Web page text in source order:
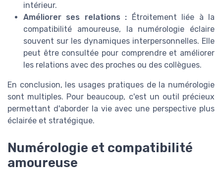
intérieur.
Améliorer ses relations : Étroitement liée à la
compatibilité amoureuse, la numérologie éclaire
souvent sur les dynamiques interpersonnelles. Elle
peut être consultée pour comprendre et améliorer
les relations avec des proches ou des collègues.
En conclusion, les usages pratiques de la numérologie
sont multiples. Pour beaucoup, c'est un outil précieux
permettant d'aborder la vie avec une perspective plus
éclairée et stratégique.
Numérologie et compatibilité
amoureuse